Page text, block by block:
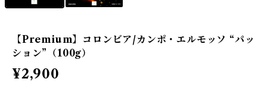
【Premium】コロンビア/カンポ・エルモッソ “パッ
ション”（100g）
¥2,900